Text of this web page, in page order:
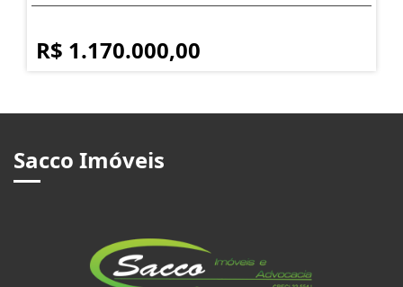
R$ 1.170.000,00
Sacco Imóveis